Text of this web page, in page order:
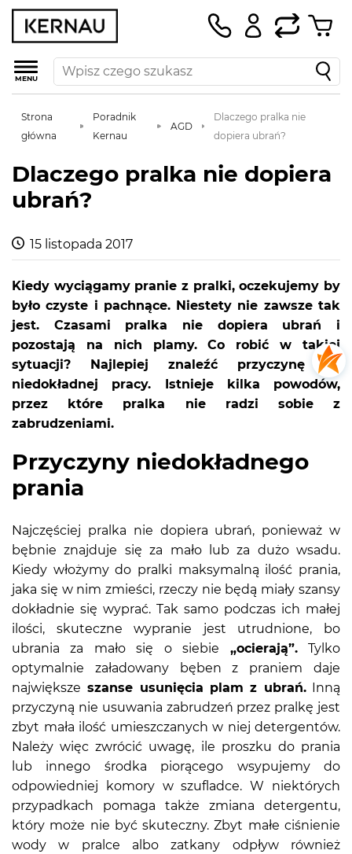
MENU
Strona
główna
Poradnik
Kernau
AGD
Dlaczego pralka nie
dopiera ubrań?
Dlaczego pralka nie dopiera
ubrań?
15 listopada 2017
Kiedy wyciągamy pranie z pralki, oczekujemy by
było czyste i pachnące. Niestety nie zawsze tak
jest. Czasami pralka nie dopiera ubrań i
pozostają na nich plamy. Co robić w takiej
sytuacji? Najlepiej znaleźć przyczynę jej
niedokładnej pracy. Istnieje kilka powodów,
przez które pralka nie radzi sobie z
zabrudzeniami.
Przyczyny niedokładnego
prania
Najczęściej pralka nie dopiera ubrań, ponieważ w
bębnie znajduje się za mało lub za dużo wsadu.
Kiedy włożymy do pralki maksymalną ilość prania,
jaka się w nim zmieści, rzeczy nie będą miały szansy
dokładnie się wyprać. Tak samo podczas ich małej
ilości, skuteczne wypranie jest utrudnione, bo
ubrania za mało się o siebie „ocierają”.Tylko
optymalnie załadowany bęben z praniem daje
największe szanse usunięcia plam z ubrań.Inną
przyczyną nie usuwania zabrudzeń przez pralkę jest
zbyt mała ilość umieszczanych w niej detergentów.
Należy więc zwrócić uwagę, ile proszku do prania
lub innego środka piorącego wsypujemy do
odpowiedniej komory w szufladce. W niektórych
przypadkach pomaga także zmiana detergentu,
który może nie być skuteczny. Zbyt małe ciśnienie
wody w pralce albo zatkany odpływ również